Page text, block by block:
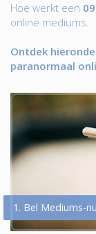
Hoe werkt een
online mediums.
Ontdek
paranormaal
1. Bel Mediums-